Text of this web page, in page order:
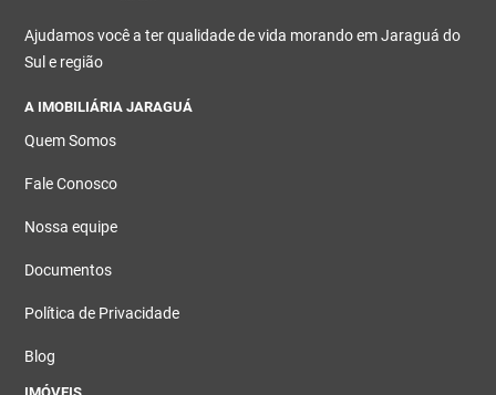
Ajudamos você a ter qualidade de vida morando em Jaraguá do
Sul e região
A IMOBILIÁRIA JARAGUÁ
Quem Somos
Fale Conosco
Nossa equipe
Documentos
Política de Privacidade
Blog